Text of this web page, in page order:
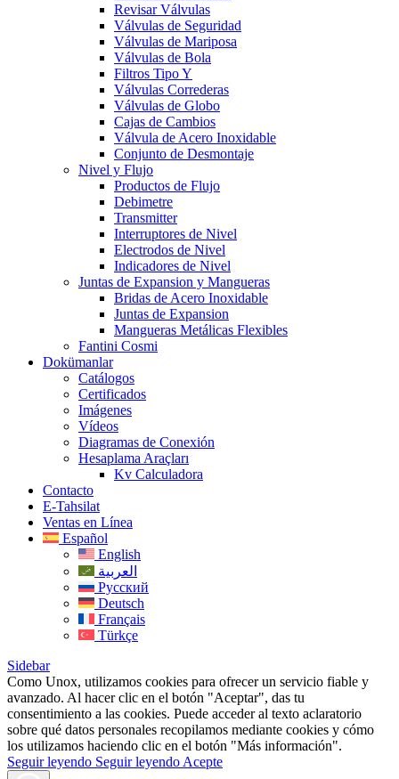
Revisar Válvulas
Válvulas de Seguridad
Válvulas de Mariposa
Válvulas de Bola
Filtros Tipo Y
Válvulas Correderas
Válvulas de Globo
Cajas de Cambios
Válvula de Acero Inoxidable
Conjunto de Desmontaje
Nivel y Flujo
Productos de Flujo
Debimetre
Transmitter
Interruptores de Nivel
Electrodos de Nivel
Indicadores de Nivel
Juntas de Expansion y Mangueras
Bridas de Acero Inoxidable
Juntas de Expansion
Mangueras Metálicas Flexibles
Fantini Cosmi
Dokümanlar
Catálogos
Certificados
Imágenes
Vídeos
Diagramas de Conexión
Hesaplama Araçları
Kv Calculadora
Contacto
E-Tahsilat
Ventas en Línea
Español
English
العربية
Русский
Deutsch
Français
Türkçe
Sidebar
Como Unox, utilizamos cookies para ofrecer un servicio fiable y
avanzado. Al hacer clic en el botón "Aceptar", das tu
consentimiento a las cookies. Puede acceder al texto aclaratorio
sobre qué datos personales recopilamos mediante cookies y cómo
los utilizamos haciendo clic en el botón "Más información".
Seguir leyendo Seguir leyendo Acepte